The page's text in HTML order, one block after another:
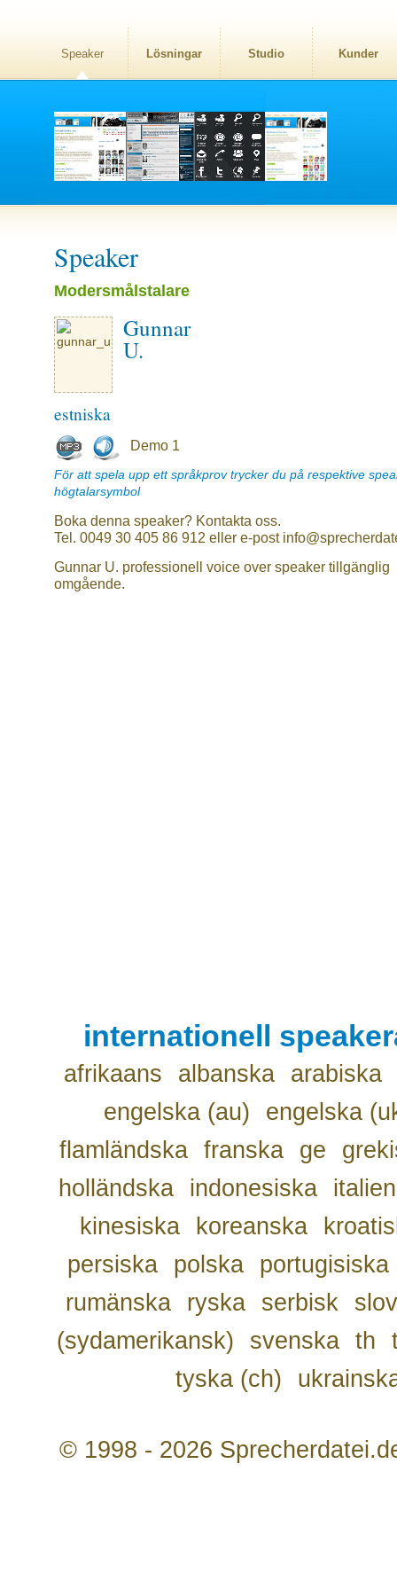
Speaker Lösningar Studio Kunder
Speaker
Modersmålstalare
Gunnar
U.
estniska
Demo 1
För att spela upp ett språkprov trycker du på respektive
högtalarsymbol
Boka denna speaker? Kontakta oss.
Tel. 0049 30 405 86 912 eller e-post
Gunnar U. professionell voice over speaker tillgänglig
omgående.
internationell
afrikaans albanska
arabiska
engelska (au)
engelska
flamländska franska ge
holländska
indonesiska
kinesiska
koreanska
persiska
polska
portugisiska
rumänska
ryska serbisk
(sydamerikansk)
svenska th
tyska (ch)
© 1998 - 2026